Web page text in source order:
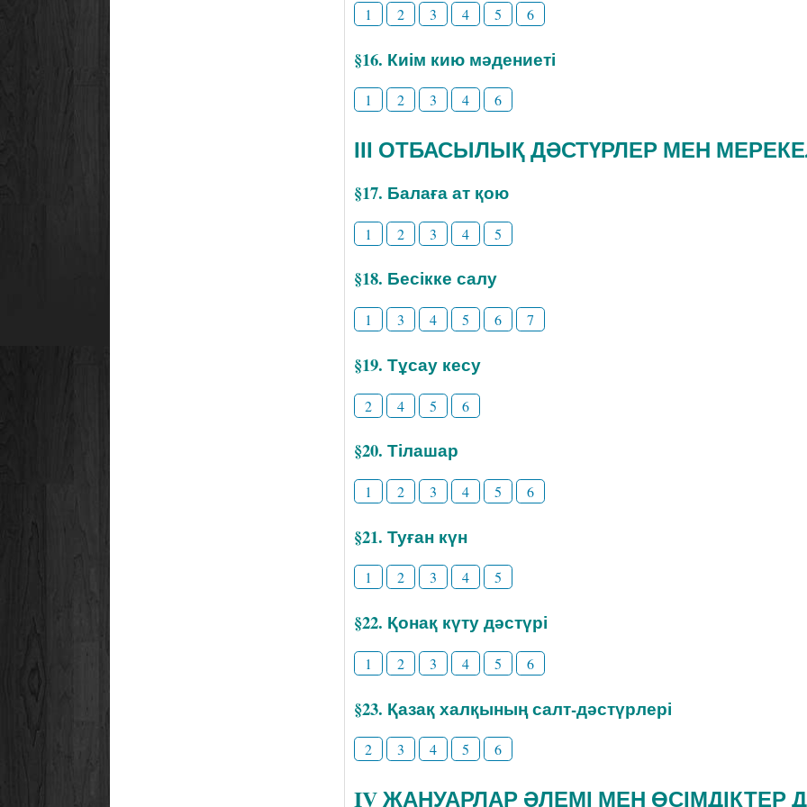
1 2 3 4 5 6
§16. Киім кию мәдениеті
1 2 3 4 6
ІІІ ОТБАСЫЛЫҚ ДӘСТҮРЛЕР МЕН
§17. Балаға ат қою
1 2 3 4 5
§18. Бесікке салу
1 3 4 5 6 7
§19. Тұсау кесу
2 4 5 6
§20. Тілашар
1 2 3 4 5 6
§21. Туған күн
1 2 3 4 5
§22. Қонақ күту дәстүрі
1 2 3 4 5 6
§23. Қазақ халқының салт-дәстүрлері
2 3 4 5 6
IV ЖАНУАРЛАР ӘЛЕМІ МЕН ӨСІМДІКТЕР